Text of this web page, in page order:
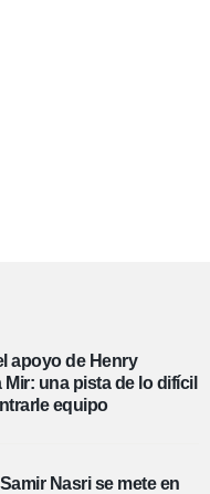
apoyo de Henry
Mir: una pista de lo difícil
equipo
Nasri se mete en